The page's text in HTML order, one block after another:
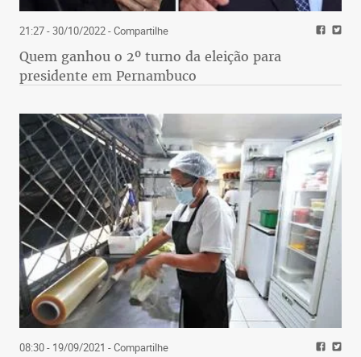
21:27 - 30/10/2022- Compartilhe
Quem ganhou o 2º turno da eleição para
presidente em Pernambuco
08:30 - 19/09/2021 - Compartilhe